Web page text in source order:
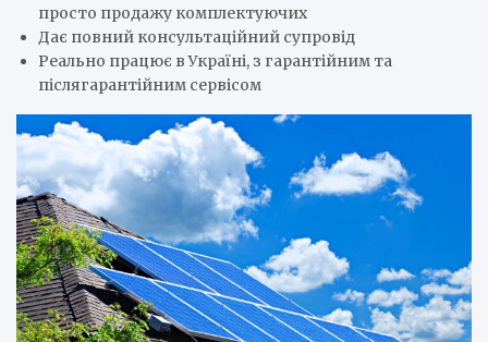
просто продажу комплектуючих
Дає повний консультаційний супровід
Реально працює в Україні, з гарантійним та
післягарантійним сервісом